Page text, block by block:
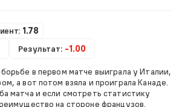
1.78
Результат: -1.00
в первом матче выиграла у Италии,
а вот потом взяла и проиграла Канаде.
матча и если смотреть статистику
на стороне французов.